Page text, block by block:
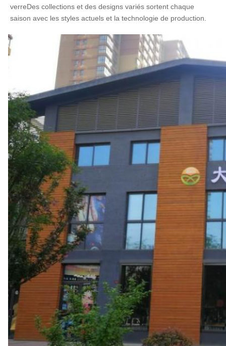
verreDes collections et des designs variés sortent chaque
saison avec les styles actuels et la technologie de production.